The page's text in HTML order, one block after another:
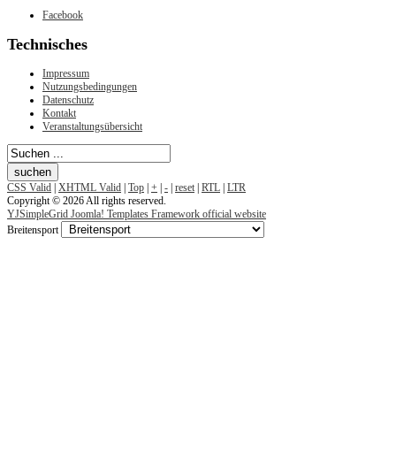
Facebook
Technisches
Impressum
Nutzungsbedingungen
Datenschutz
Kontakt
Veranstaltungsübersicht
CSS Valid XHTML Valid Top + - reset RTL LTR
Copyright © 2026 All rights reserved.
YJSimpleGrid Joomla! Templates Framework official website
Breitensport